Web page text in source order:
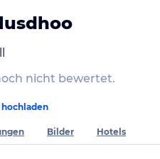
nicht bewertet.
Bilder Hotels